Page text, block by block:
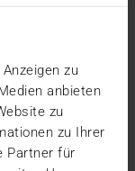
zu
anbieten
zu
zu Ihrer
Partner für